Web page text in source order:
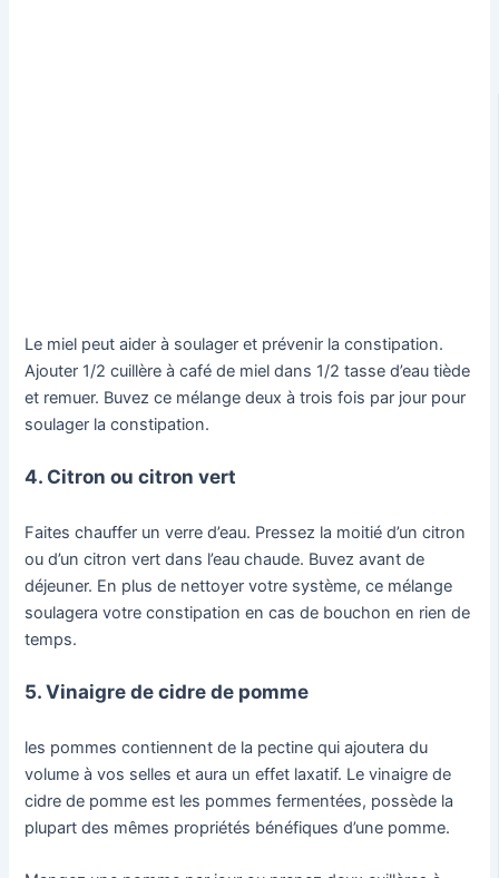
Le miel peut aider à soulager et prévenir la constipation.
Ajouter 1/2 cuillère à café de miel dans 1/2 tasse d’eau tiède
et remuer. Buvez ce mélange deux à trois fois par jour pour
soulager la constipation.
4. Citron ou citron vert
Faites chauffer un verre d’eau. Pressez la moitié d’un citron
ou d’un citron vert dans l’eau chaude. Buvez avant de
déjeuner. En plus de nettoyer votre système, ce mélange
soulagera votre constipation en cas de bouchon en rien de
temps.
5. Vinaigre de cidre de pomme
les pommes contiennent de la pectine qui ajoutera du
volume à vos selles et aura un effet laxatif. Le vinaigre de
cidre de pomme est les pommes fermentées, possède la
plupart des mêmes propriétés bénéfiques d’une pomme.